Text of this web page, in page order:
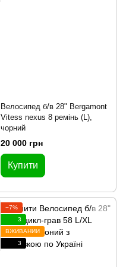
Велосипед б/в 28" Bergamont
Vitess nexus 8 ремінь (L),
чорний
20 000 грн
Купити
−7%
3
ВЖИВАНИЙ
3